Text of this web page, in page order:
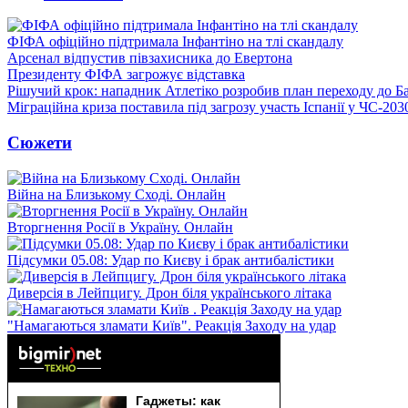
ФІФА офіційно підтримала Інфантіно на тлі скандалу
Арсенал відпустив півзахисника до Евертона
Президенту ФІФА загрожує відставка
Рішучий крок: нападник Атлетіко розробив план переходу до
Міграційна криза поставила під загрозу участь Іспанії у ЧС-
Сюжети
Війна на Близькому Сході. Онлайн
Вторгнення Росії в Україну. Онлайн
Підсумки 05.08: Удар по Києву і брак антибалістики
Диверсія в Лейпцигу. Дрон біля українського літака
"Намагаються зламати Київ". Реакція Заходу на удар